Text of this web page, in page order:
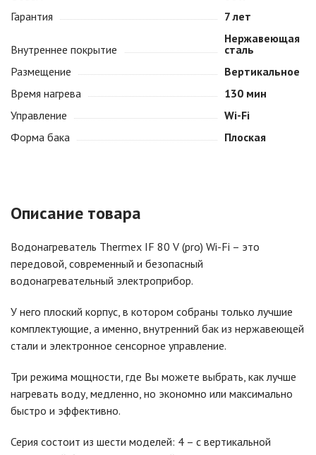
Гарантия
7 лет
Внутреннее покрытие
Нержавеющая
сталь
Размещение
Вертикальное
Время нагрева
130 мин
Управление
Wi-Fi
Форма бака
Плоская
Описание товара
Водонагреватель Thermex IF 80 V (pro) Wi-Fi – это
передовой, современный и безопасный
водонагревательный электроприбор.
У него плоский корпус, в котором собраны только лучшие
комплектующие, а именно, внутренний бак из нержавеющей
стали и электронное сенсорное управление.
Три режима мощности, где Вы можете выбрать, как лучше
нагревать воду, медленно, но экономно или максимально
быстро и эффективно.
Серия состоит из шести моделей: 4 – с вертикальной